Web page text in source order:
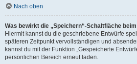
Nach oben
Was bewirkt die „Speichern“-Schaltfläche
Hiermit kannst du die geschriebene Entwürfe
späteren Zeitpunkt vervollständigen und
kannst du mit der Funktion „Gespeicherte
persönlichen Bereich erneut laden.